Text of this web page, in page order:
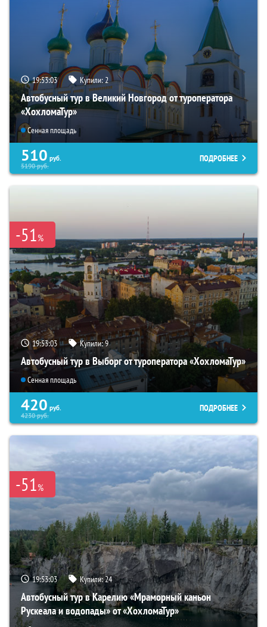
19:53:01 Купили:2
Автобусный тур в Великий Новгород от туроператора
«ХохломаТур»
Сенная площадь
510 руб.
5190руб.
ПОДРОБНЕЕ
-51%
19:53:01 Купили:9
Автобусный тур в Выборг от туроператора «ХохломаТур»
Сенная площадь
420 руб.
4230руб.
ПОДРОБНЕЕ
-51%
19:53:01 Купили:24
Автобусный тур в Карелию «Мраморный каньон
Рускеала и водопады» от «ХохломаТур»